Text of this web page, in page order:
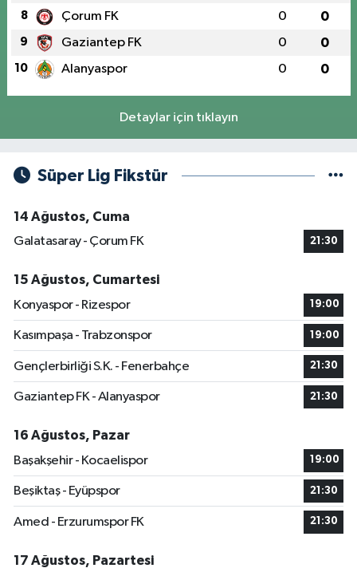
8 Çorum FK 0 0
9 Gaziantep FK 0 0
10 Alanyaspor 0 0
Detaylar için tıklayın
Süper Lig Fikstür
14 Ağustos, Cuma
Galatasaray - Çorum FK
21:30
15 Ağustos, Cumartesi
Konyaspor - Rizespor
19:00
Kasımpaşa - Trabzonspor 19:00
Gençlerbirliği S.K. - Fenerbahçe 21:30
Gaziantep FK - Alanyaspor 21:30
16 Ağustos, Pazar
Başakşehir - Kocaelispor
19:00
Beşiktaş - Eyüpspor 21:30
Amed - Erzurumspor FK 21:30
17 Ağustos, Pazartesi